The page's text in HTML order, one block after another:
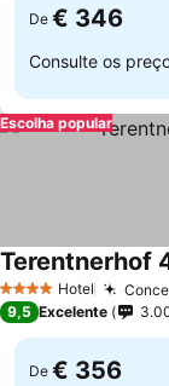
De € 346
Consulte os
Escolha popular
4 EstrelasHotel
Terentnerhof
9,5 Excelente
De € 356